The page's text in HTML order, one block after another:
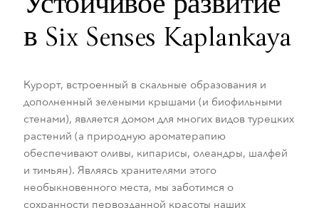
Устойчивое развитие
в Six Senses Kaplankaya
Курорт, встроенный в скальные образования и
дополненный зелеными крышами (и биофильными
стенами), является домом для многих видов турецких
растений (а природную ароматерапию
обеспечивают оливы, кипарисы, олеандры, шалфей
и тимьян). Являясь хранителями этого
необыкновенного места, мы заботимся о
сохранности первозданной красоты наших